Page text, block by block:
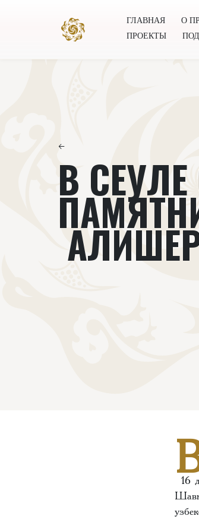
ГЛАВНАЯ О
ПРОЕКТЫ
←
В
16